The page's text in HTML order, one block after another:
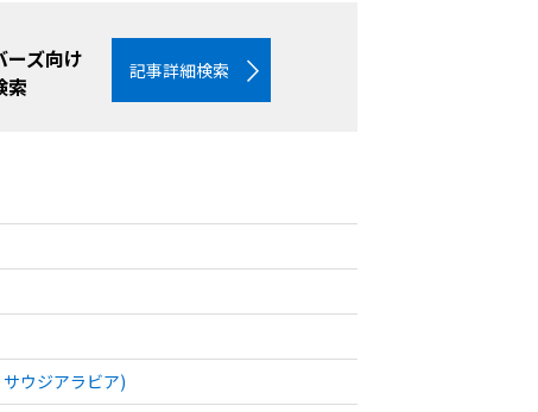
ーズ向け
索
記事詳細検索
ウジアラビア)